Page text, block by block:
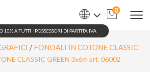
10% A TUTTI I POSSESSORI DI PARTITA IVA
0
/ FONDALI IN COTONE CLASSIC
CLASSIC GREEN 3x6m art. 06002